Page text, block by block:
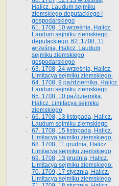
Halicz. Laudum sejmiku
ziemskiego deputackiego i
gospodarskiego
61. 1708, 10 września, Halicz.
Laudum sejmiku ziemskiego
deputackiego. 62. 1708, 11
września, Halicz. Laudum
sejmiku ziemskiego
gospodarskiego
63. 1708, 24 września, Halicz.
Limitacya sejmiku ziemskiego.
64. 1708, 9 października, Halicz.
Laudum sejmiku ziemskiego
65­. 1708, 10 października,
Halicz. Limitacya sejmiku
ziemskiego
66. 1708, 13 listopada, Halicz.
Laudum sejmiku ziemskiego
67. 1708, 15 listopada, Halicz.
Limitacya sejmiku ziemskiego.
68. 1708, 11 grudnia, Halicz.
Limitacya sejmiku ziemskiego
69. 1708, 13 grudnia, Halicz.
Limitacya sejmiku ziemskiego.
70. 1709, 17 stycznia, Halicz.
Limitacya sejmiku ziemskiego